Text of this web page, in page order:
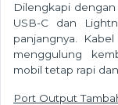
Dilengkapi
USB-C dan
panjangnya.
menggulung
mobil tetap rapi
Port Output